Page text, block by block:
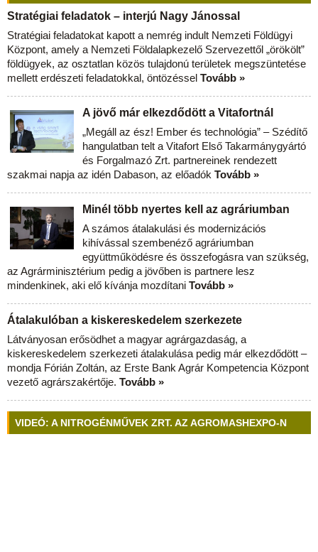
Stratégiai feladatok – interjú Nagy Jánossal
Stratégiai feladatokat kapott a nemrég indult Nemzeti Földügyi
Központ, amely a Nemzeti Földalapkezelő Szervezettől „örökölt”
földügyek, az osztatlan közös tulajdonú területek megszüntetése
mellett erdészeti feladatokkal, öntözéssel Tovább »
A jövő már elkezdődött a Vitafortnál
„Megáll az ész! Ember és technológia” – Szédítő
hangulatban telt a Vitafort Első Takarmánygyártó
és Forgalmazó Zrt. partnereinek rendezett
szakmai napja az idén Dabason, az előadók Tovább »
Minél több nyertes kell az agráriumban
A számos átalakulási és modernizációs
kihívással szembenéző agráriumban
együttműködésre és összefogásra van szükség,
az Agrárminisztérium pedig a jövőben is partnere lesz
mindenkinek, aki elő kívánja mozdítani Tovább »
Átalakulóban a kiskereskedelem szerkezete
Látványosan erősödhet a magyar agrárgazdaság, a
kiskereskedelem szerkezeti átalakulása pedig már elkezdődött –
mondja Fórián Zoltán, az Erste Bank Agrár Kompetencia Központ
vezető agrárszakértője. Tovább »
VIDEÓ: A NITROGÉNMŰVEK ZRT. AZ AGROMASHEXPO-N